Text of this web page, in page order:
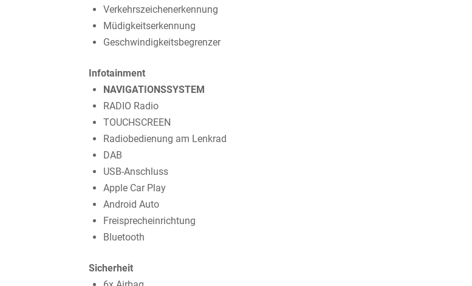
Verkehrszeichenerkennung
Müdigkeitserkennung
Geschwindigkeitsbegrenzer
Infotainment
NAVIGATIONSSYSTEM
RADIO Radio
TOUCHSCREEN
Radiobedienung am Lenkrad
DAB
USB-Anschluss
Apple Car Play
Android Auto
Freisprecheinrichtung
Bluetooth
Sicherheit